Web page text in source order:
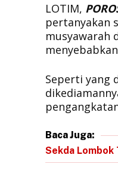
LOTIM,
pertanyakan
musyawarah
Seperti yang
Baca Juga:
Sekda Lombok